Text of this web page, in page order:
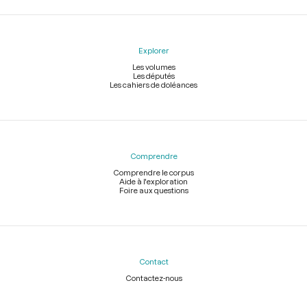
Explorer
Les volumes
Les députés
Les cahiers de doléances
Comprendre
Comprendre le corpus
Aide à l'exploration
Foire aux questions
Contact
Contactez-nous